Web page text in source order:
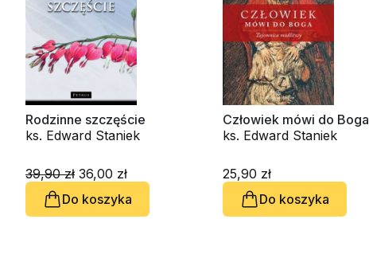
Rodzinne szczęście
ks. Edward Staniek
39,90 zł 36,00 zł
Do koszyka
Człowiek mówi do Boga
ks. Edward Staniek
25,90 zł
Do koszyka